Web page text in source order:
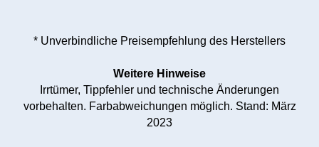
* Unverbindliche Preisempfehlung des Herstellers
Weitere Hinweise
Irrtümer, Tippfehler und technische Änderungen
vorbehalten. Farbabweichungen möglich. Stand: März
2023